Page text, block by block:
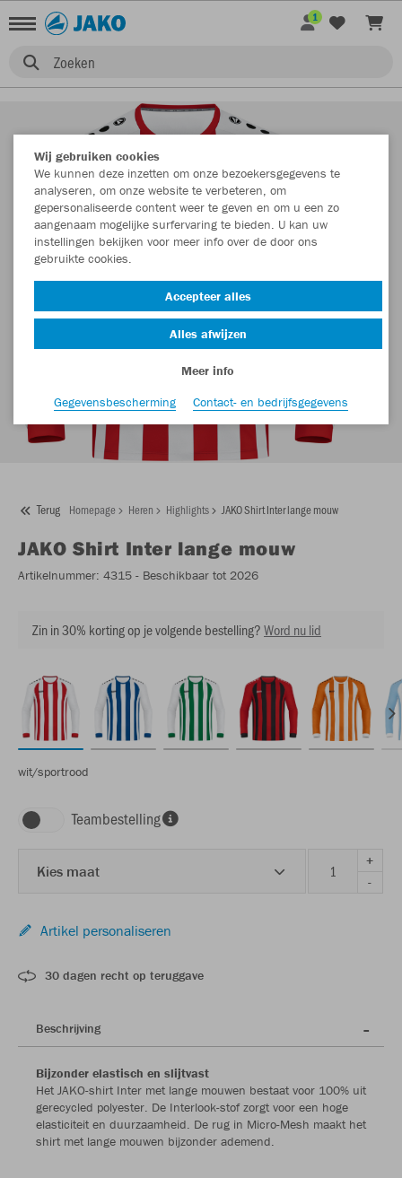
Zoeken
1
Terug Homepage Heren Highlights JAKO Shirt Inter lange mouw
JAKO Shirt Inter lange mouw
Artikelnummer: 4315 - Beschikbaar tot 2026
Zin in 30% korting op je volgende bestelling?Word nu lid
wit/sportrood
Teambestelling
Kies maat
+
-
Artikel personaliseren
30 dagen recht op teruggave
Beschrijving
Bijzonder elastisch en slijtvast
Het JAKO-shirt Inter met lange mouwen bestaat voor 100% uit
gerecycled polyester. De Interlook-stof zorgt voor een hoge
elasticiteit en duurzaamheid. De rug in Micro-Mesh maakt het
shirt met lange mouwen bijzonder ademend.
Wij gebruiken cookies
We kunnen deze inzetten om onze bezoekersgegevens te
analyseren, om onze website te verbeteren, om
gepersonaliseerde content weer te geven en om u een zo
aangenaam mogelijke surfervaring te bieden. U kan uw
instellingen bekijken voor meer info over de door ons
gebruikte cookies.
Accepteer alles
Alles afwijzen
Meer info
Gegevensbescherming
Contact- en bedrijfsgegevens